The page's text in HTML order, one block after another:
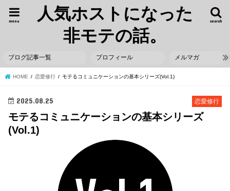
人気ホストになった
非モテの話。
search
menu
ブログ記事一覧 プロフィール メルマガ
HOME 恋愛修行 モテるコミュニケーションの基本シリーズ(Vol.1)
恋愛修行
2025.08.25
モテるコミュニケーションの基本シリーズ
(Vol.1)